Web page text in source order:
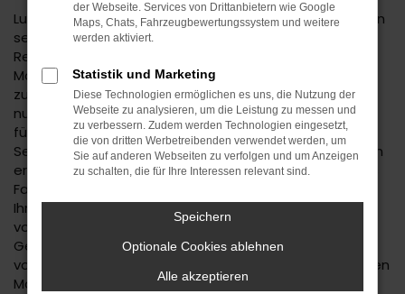
Lust auf einen Spartipp aus dem Autohaus Daub? Dann
setzen Sie auf einen Hyundai Gebrauchtwagen. Für
Reutlingen existiert keine günstigere Variante der
Mobilität und Sie dürfen sich auf ein rundum
zuverlässiges Fahrzeug freuen. Wir bieten Ihnen nicht
nur eine große Auswahl an Hyundai Gebrauchtwagen
für Reutlingen, sondern auch einen umfassenden
Service. Das beginnt mit der Beratung, bei der wir Ihnen
erst einmal genau zuhören. Wir finden heraus, welches
Fahrzeug das passende für Sie ist und unterbreiten
Ihnen auf Basis Ihrer individuellen Vorgaben eine Reihe
von Vorschlägen. Wenn wir uns für einen Hyundai
Gebrauchtwagen entschieden haben, profitieren Sie
von unserer meist großen Auswahl an unterschiedlichen
Modellen.
der Webseite. Services von Drittanbietern wie Google
Maps, Chats, Fahrzeugbewertungssystem und weitere
werden aktiviert.
Statistik und Marketing
Diese Technologien ermöglichen es uns, die Nutzung der
Webseite zu analysieren, um die Leistung zu messen und
zu verbessern. Zudem werden Technologien eingesetzt,
die von dritten Werbetreibenden verwendet werden, um
Sie auf anderen Webseiten zu verfolgen und um Anzeigen
zu schalten, die für Ihre Interessen relevant sind.
Speichern
Optionale Cookies ablehnen
Alle akzeptieren